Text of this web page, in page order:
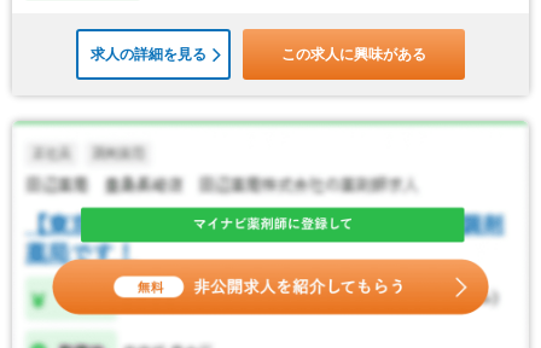
求人の詳細を見る この求人に興味がある